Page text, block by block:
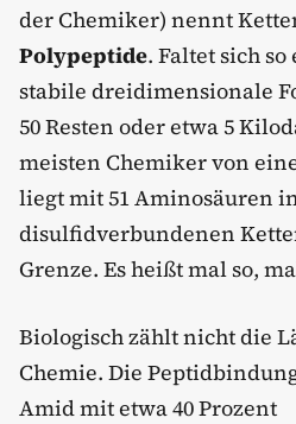
der Chemiker) nennt
Polypeptide. Faltet sich
stabile dreidimensionale
50 Resten oder etwa 5
meisten Chemiker von
liegt mit 51 Aminosäuren
disulfidverbundenen
Grenze. Es heißt mal so,
Biologisch zählt nicht die
Chemie. Die
Amid mit etwa 40 Prozent